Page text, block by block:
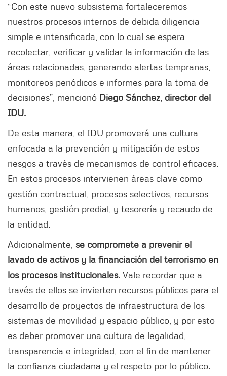
“Con este nuevo subsistema fortaleceremos
nuestros procesos internos de debida diligencia
simple e intensificada, con lo cual se espera
recolectar, verificar y validar la información de las
áreas relacionadas, generando alertas tempranas,
monitoreos periódicos e informes para la toma de
decisiones”, mencionó Diego Sánchez, director del
IDU.
De esta manera, el IDU promoverá una cultura
enfocada a la prevención y mitigación de estos
riesgos a través de mecanismos de control eficaces.
En estos procesos intervienen áreas clave como
gestión contractual, procesos selectivos, recursos
humanos, gestión predial, y tesorería y recaudo de
la entidad.
Adicionalmente, se compromete a prevenir el
lavado de activos y la financiación del terrorismo en
los procesos institucionales. Vale recordar que a
través de ellos se invierten recursos públicos para el
desarrollo de proyectos de infraestructura de los
sistemas de movilidad y espacio público, y por esto
es deber promover una cultura de legalidad,
transparencia e integridad, con el fin de mantener
la confianza ciudadana y el respeto por lo público.